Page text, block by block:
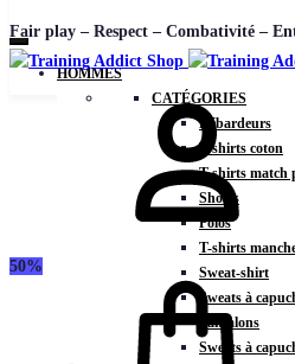
Fair play – Respect – Combativité –
HOMMES
CATÉGORIES
Débardeurs
T-shirts coton
T-shirts match
Shorts
Polos
T-shirts
Sweat-shirt
Sweats à
Pantalons
Sweats à
50%